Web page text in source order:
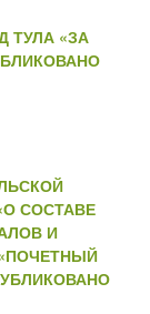
ТУЛА «ЗА
СОСТАВЕ
И